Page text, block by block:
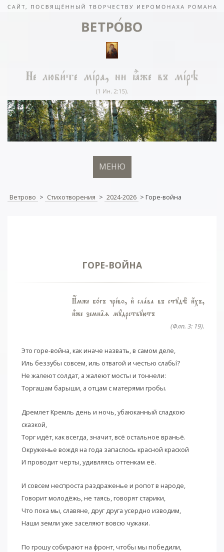
МЕНЮ
Ветрово > Стихотворения > 2024-2026 > Горе-война
ГОРЕ-ВОЙНА
И$мже б0гъ чрeво, и3 слaва въ студЁ и4хъ,
и5же земн†z мyдрствуютъ
(Флп. 3: 19).
Это горе-война, как иначе назвать, в самом деле,
Иль беззубы совсем, иль отвагой и честью слабы?
Не жалеют солдат, а жалеют мосты и тоннели:
Торгашам барыши, а отцам с матерями гробы.
Дремлет Кремль день и ночь, убаюканный сладкою
сказкой,
Торг идёт, как всегда, значит, всё остальное враньё.
Окруженье вождя на года запаслось красной краской
И проводит черты, удивляясь оттенкам её.
И совсем неспроста раздраженье и ропот в народе,
Говорит молодёжь, не таясь, говорят старики,
Что пока мы, славяне, друг друга усердно изводим,
Наши земли уже заселяют вовсю чужаки.
По грошу собирают на фронт, чтобы мы победили,